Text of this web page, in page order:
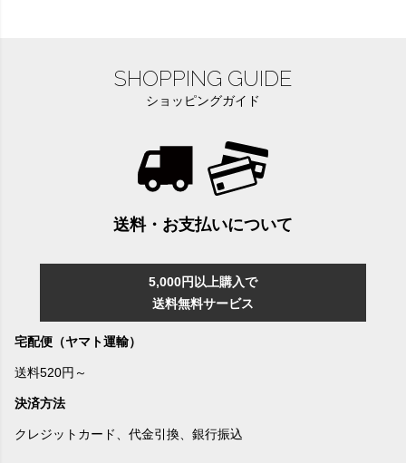
SHOPPING GUIDE
ショッピングガイド
送料・お支払いについて
5,000円以上購入で
送料無料サービス
宅配便（ヤマト運輸）
送料520円～
決済方法
クレジットカード、代金引換、銀行振込